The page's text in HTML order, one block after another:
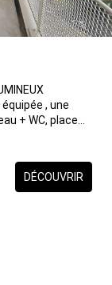
+ WC, place
DÉCOUVRIR